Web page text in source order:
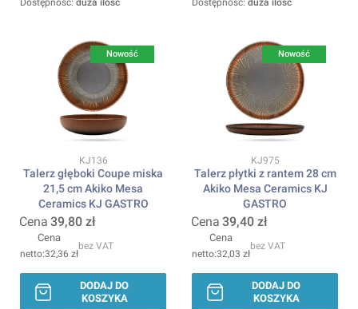
Dostępność: duża ilość Dostępność: duża ilość
Nowość
Kod produktu
KJ136
Talerz głęboki Coupe miska
21,5 cm Akiko Mesa
Ceramics KJ GASTRO
Cena 39,80 zł
Cena
32,36 zł
bez VAT
DODAJ DO
KOSZYKA
Nowość
Kod produktu
KJ975
Talerz płytki z rantem 28 cm
Akiko Mesa Ceramics KJ
GASTRO
Cena 39,40 zł
Cena
32,03 zł
bez VAT
DODAJ DO
KOSZYKA